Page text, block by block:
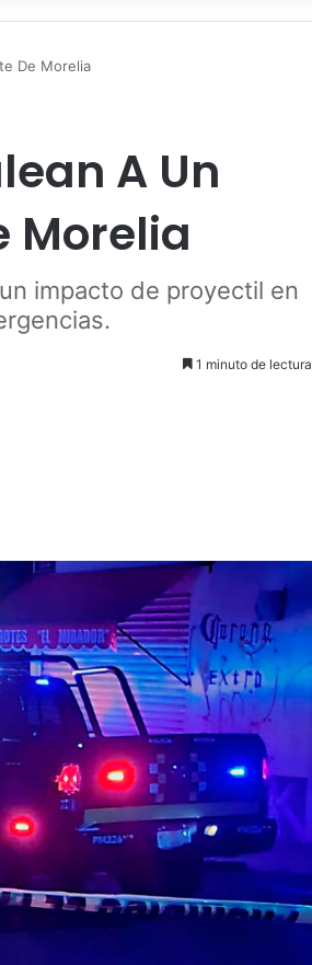
De Morelia
A Un
Morelia
impacto de proyectil en
1 minuto de lectura